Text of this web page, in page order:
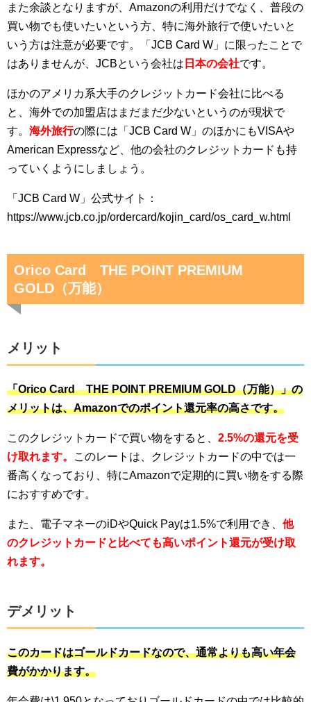
また余談となりますが、Amazonの利用だけでなく、普段の
買い物でも使いたいという方、特に海外旅行で使いたいと
いう方は注意が必要です。「 JCB Card W 」に限ったことで
はありませんが、JCBという会社は 日本の会社です。
ほかのアメリカ系大手のクレジットカード会社に比べる
と、海外での加盟店はまだまだ少ないというのが現状で
す。 海外旅行の際には「JCB Card W」のほかにもVISAや
American Expressなど、他の会社のクレジットカードも持
っていくようにしましょう。
「JCB Card W」 公式サイト：
https://www.jcb.co.jp/ordercard/kojin_card/os_card_w.html
Orico Card THE POINT PREMIUM
GOLD（万能）
メリット
「Orico Card THE POINT PREMIUM GOLD（万能）」の
メリットは、Amazonでのポイント還元率の高さです。
このクレジットカードで買い物をすると、 2.5%の還元を受
け取れます。
このレートは、クレジットカードの中では一
番高くなっており、特にAmazonで定期的に買い物をする際
におすすめです。
また、電子マネーのiDやQuick Payは1.5%で利用でき、 他
のクレジットカードと比べても高いポイント還元が受け取
れます。
デメリット
このカードはゴールドカードなので、通常よりも高い年会
費がかかります。